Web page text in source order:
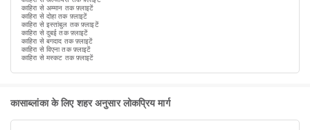
काहिरा से अम्मान तक फ़्लाइटें
काहिरा से दोहा तक फ़्लाइटें
काहिरा से इस्तांबुल तक फ़्लाइटें
काहिरा से दुबई तक फ़्लाइटें
काहिरा से बगदाद तक फ़्लाइटें
काहिरा से विएना तक फ़्लाइटें
काहिरा से मस्कट तक फ़्लाइटें
कासाब्लांका के लिए शहर अनुसार लोकप्रिय मार्ग